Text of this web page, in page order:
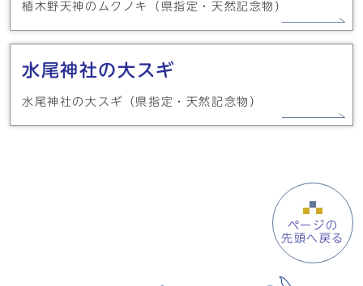
植木野天神のムクノキ（県指定・天然記念物）
水尾神社の大スギ
水尾神社の大スギ（県指定・天然記念物）
ページの
先頭へ戻る